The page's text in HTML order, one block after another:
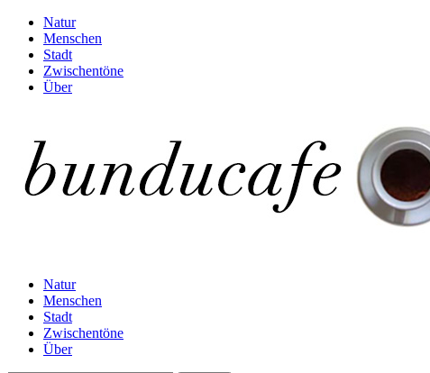
Natur
Menschen
Stadt
Zwischentöne
Über
Natur
Menschen
Stadt
Zwischentöne
Über